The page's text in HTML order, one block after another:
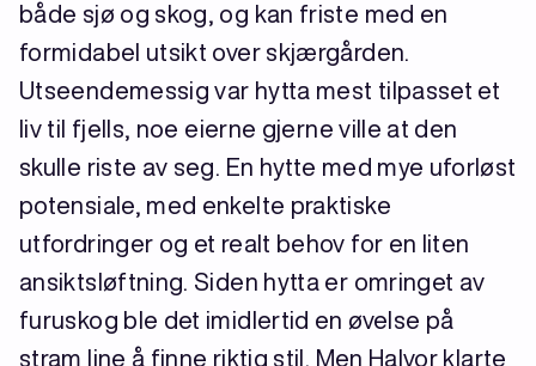
både sjø og skog, og kan friste med en
formidabel utsikt over skjærgården.
Utseendemessig var hytta mest tilpasset et
liv til fjells, noe eierne gjerne ville at den
skulle riste av seg. En hytte med mye uforløst
potensiale, med enkelte praktiske
utfordringer og et realt behov for en liten
ansiktsløftning. Siden hytta er omringet av
furuskog ble det imidlertid en øvelse på
stram line å finne riktig stil. Men Halvor klarte